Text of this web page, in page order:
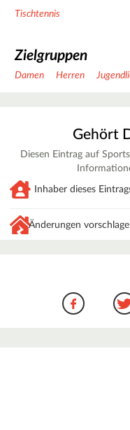
Tischtennis
Zielgruppen
Damen Herren
Gehört
Diesen Eintrag auf
Inhaber dieses
Änderungen